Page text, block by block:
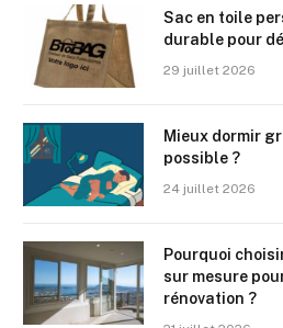
Sac en toile
durable pour
29 juillet 2026
Mieux dormir
possible ?
24 juillet 2026
Pourquoi
sur mesure
rénovation ?